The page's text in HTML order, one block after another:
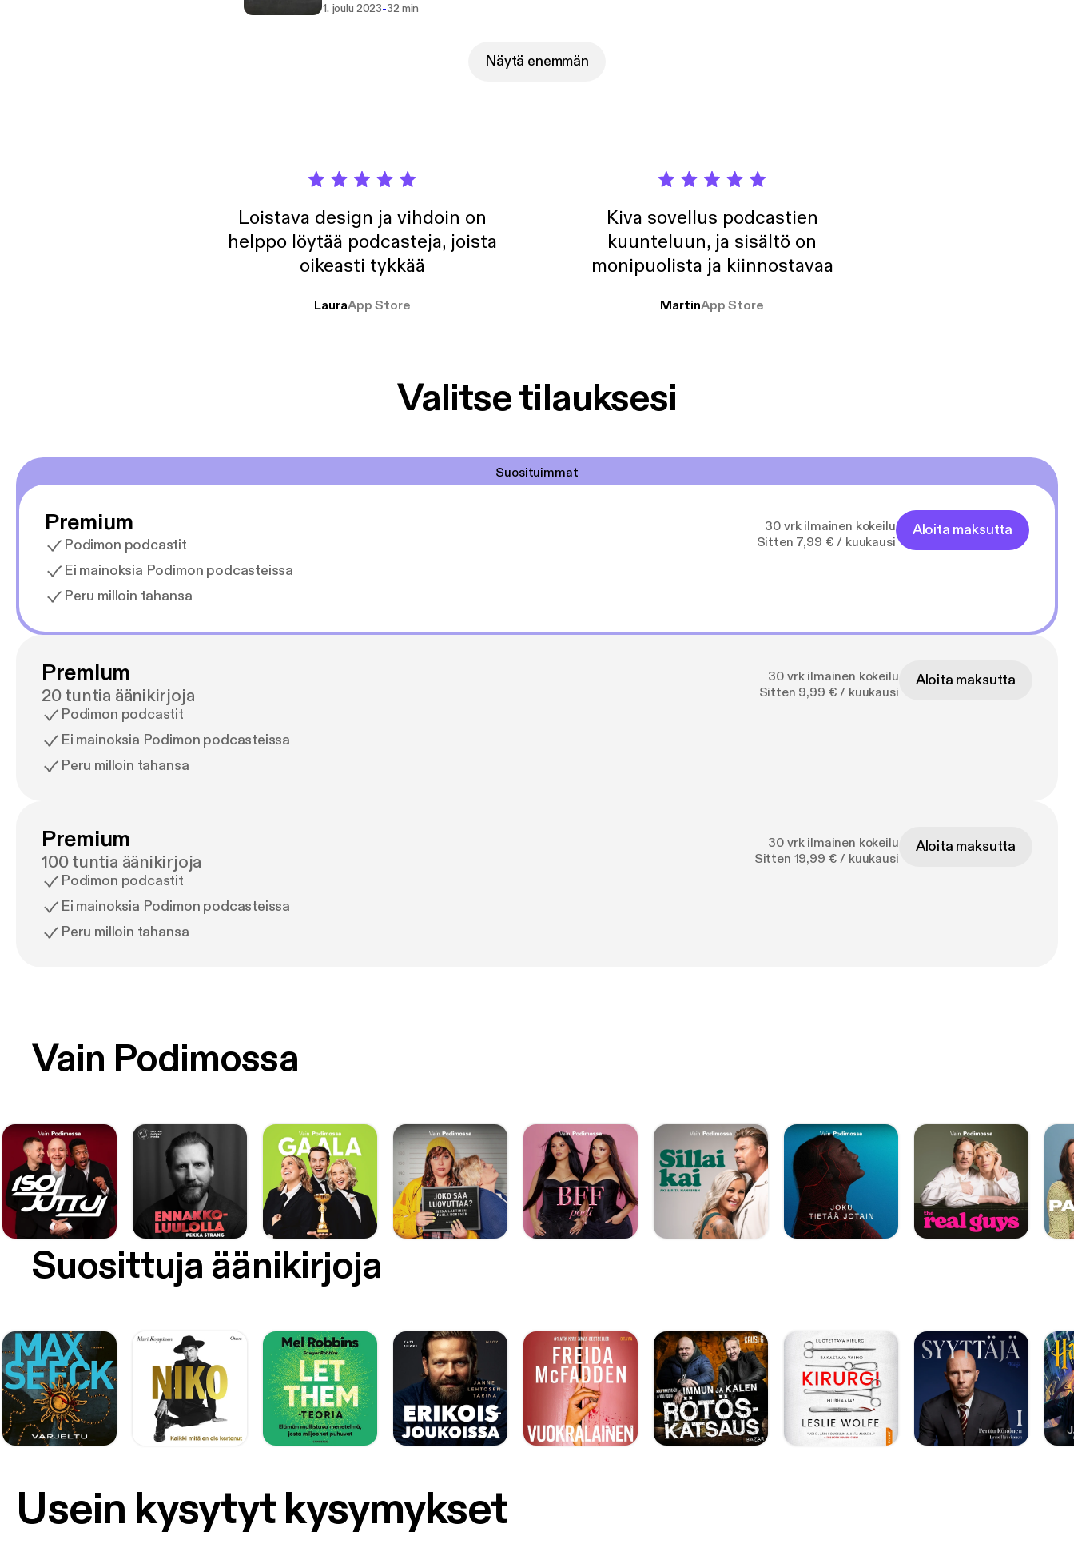
1. joulu 2023-32 min
Näytä enemmän
Loistava design ja vihdoin on
helppo löytää podcasteja, joista
oikeasti tykkää
LauraApp Store
Kiva sovellus podcastien
kuunteluun, ja sisältö on
monipuolista ja kiinnostavaa
MartinApp Store
Valitse tilauksesi
Suosituimmat
Premium
Podimon podcastit
Ei mainoksia Podimon podcasteissa
Peru milloin tahansa
30 vrk ilmainen kokeilu
Sitten 7,99 € / kuukausi
Aloita maksutta
Premium
20 tuntia äänikirjoja
Podimon podcastit
Ei mainoksia Podimon podcasteissa
Peru milloin tahansa
30 vrk ilmainen kokeilu
Sitten 9,99 € / kuukausi
Aloita maksutta
Premium
100 tuntia äänikirjoja
Podimon podcastit
Ei mainoksia Podimon podcasteissa
Peru milloin tahansa
30 vrk ilmainen kokeilu
Sitten 19,99 € / kuukausi
Aloita maksutta
Vain Podimossa
Suosittuja äänikirjoja
Usein kysytyt kysymykset